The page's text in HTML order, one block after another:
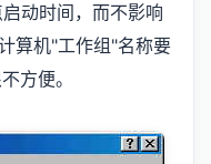
动时间，而不影响
算机"工作组"名称要
方便。